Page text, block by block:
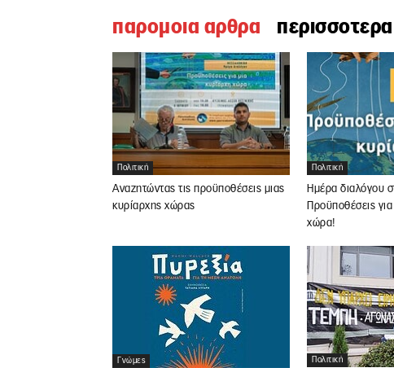
παρομοια αρθρα
Πολιτική
Αναζητώντας τις προϋποθέσεις μιας
κυρίαρχης χώρας
Πολιτική
Ημέρα διαλόγου
Προϋποθέσεις
χώρα!
Γνώμες Πολιτική